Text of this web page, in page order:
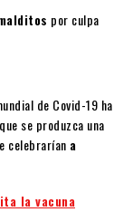
por culpa
de Covid-19 ha
se produzca una
celebrarían a
la vacuna